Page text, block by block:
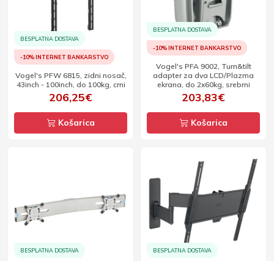
BESPLATNA DOSTAVA
-10% INTERNET BANKARSTVO
Vogel's PFW 6815, zidni nosač,
43inch - 100inch, do 100kg, crni
206,25€
Košarica
BESPLATNA DOSTAVA
-10% INTERNET BANKARSTVO
Vogel's PFA 9002, Turn&tilt
adapter za dva LCD/Plazma
ekrana, do 2x60kg, srebrni
203,83€
Košarica
BESPLATNA DOSTAVA BESPLATNA DOSTAVA